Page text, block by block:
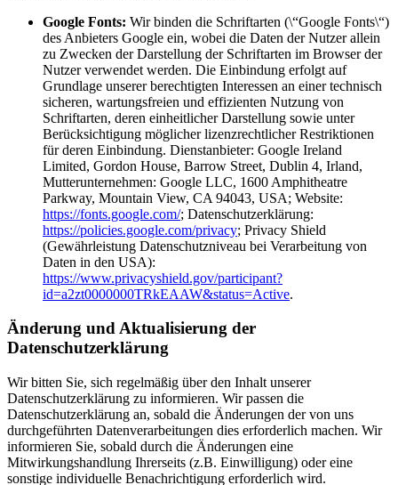
Google Fonts: Wir binden die Schriftarten (\“Google Fonts\“)
des Anbieters Google ein, wobei die Daten der Nutzer allein
zu Zwecken der Darstellung der Schriftarten im Browser der
Nutzer verwendet werden. Die Einbindung erfolgt auf
Grundlage unserer berechtigten Interessen an einer technisch
sicheren, wartungsfreien und effizienten Nutzung von
Schriftarten, deren einheitlicher Darstellung sowie unter
Berücksichtigung möglicher lizenzrechtlicher Restriktionen
für deren Einbindung. Dienstanbieter: Google Ireland
Limited, Gordon House, Barrow Street, Dublin 4, Irland,
Mutterunternehmen: Google LLC, 1600 Amphitheatre
Parkway, Mountain View, CA 94043, USA; Website:
https://fonts.google.com/; Datenschutzerklärung:
https://policies.google.com/privacy; Privacy Shield
(Gewährleistung Datenschutzniveau bei Verarbeitung von
Daten in den USA):
https://www.privacyshield.gov/participant?
id=a2zt0000000TRkEAAW&status=Active.
Änderung und Aktualisierung der
Datenschutzerklärung
Wir bitten Sie, sich regelmäßig über den Inhalt unserer
Datenschutzerklärung zu informieren. Wir passen die
Datenschutzerklärung an, sobald die Änderungen der von uns
durchgeführten Datenverarbeitungen dies erforderlich machen. Wir
informieren Sie, sobald durch die Änderungen eine
Mitwirkungshandlung Ihrerseits (z.B. Einwilligung) oder eine
sonstige individuelle Benachrichtigung erforderlich wird.